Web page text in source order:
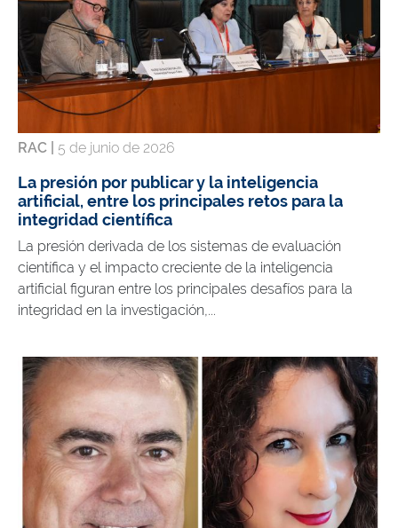
RAC | 5 de junio de 2026
La presión por publicar y la inteligencia
artificial, entre los principales retos para la
integridad científica
La presión derivada de los sistemas de evaluación
científica y el impacto creciente de la inteligencia
artificial figuran entre los principales desafíos para la
integridad en la investigación,...